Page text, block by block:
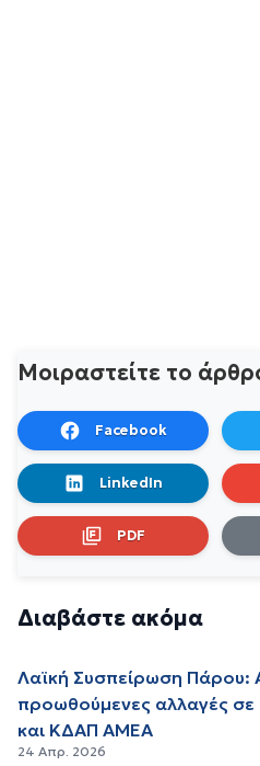
Μοιραστείτε το
Facebook
LinkedIn
PDF
Διαβάστε ακόμα
Λαϊκή Συσπείρωση Πάρου:
προωθούμενες αλλαγές σε
και ΚΔΑΠ ΑΜΕΑ
24 Απρ. 2026